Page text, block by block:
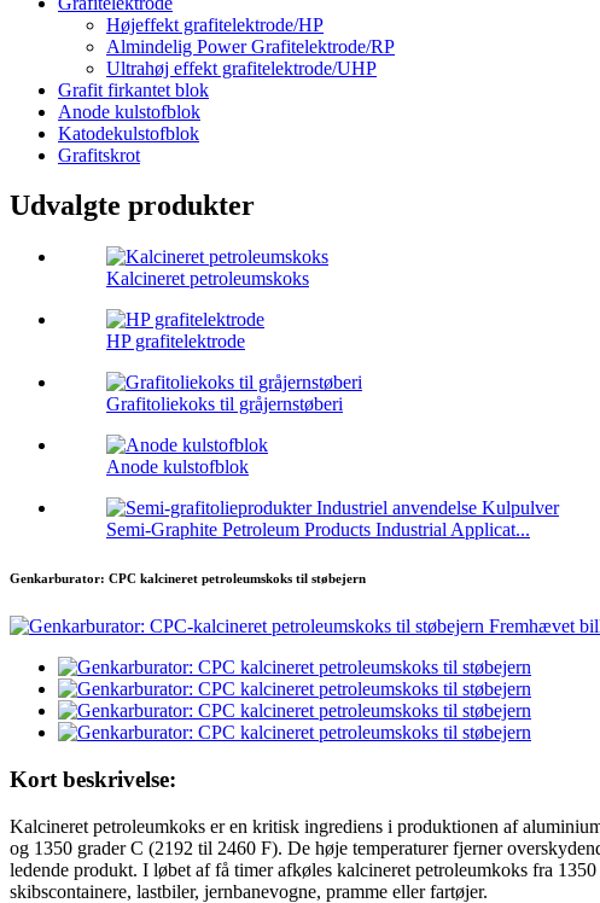
Højeffekt grafitelektrode/HP
Almindelig Power Grafitelektrode/RP
Ultrahøj effekt grafitelektrode/UHP
Grafit firkantet blok
Anode kulstofblok
Katodekulstofblok
Grafitskrot
Udvalgte produkter
Kalcineret petroleumskoks
HP grafitelektrode
Grafitoliekoks til gråjernstøberi
Anode kulstofblok
Semi-Graphite Petroleum Products Industrial Applicat...
Genkarburator: CPC kalcineret petroleumskoks til støbejern
Kort beskrivelse:
Kalcineret petroleumkoks er en kritisk ingrediens i produktionen af
og 1350 grader C (2192 til 2460 F). De høje temperaturer fjerner
ledende produkt. I løbet af få timer afkøles kalcineret petroleumkoks fra
skibscontainere, lastbiler, jernbanevogne, pramme eller fartøjer.